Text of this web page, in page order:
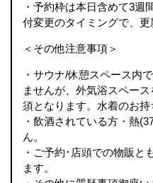
・予約枠は本日含めて3
付変更のタイミングで、更
＜その他注意事項＞
・サウナ/休憩スペース内
ませんが、外気浴スペー
須となります。水着のお持
・飲酒されている方・熱
ん。
・ご予約･店頭での物販と
ます。